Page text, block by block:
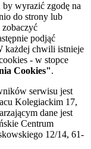
by wyrazić zgodę na
do strony lub
zobaczyć
podjąć
każdej chwili istnieje
- w stopce
Cookies".
serwisu jest
Kolegiackim 17,
dane jest
Centrum
12/14, 61-